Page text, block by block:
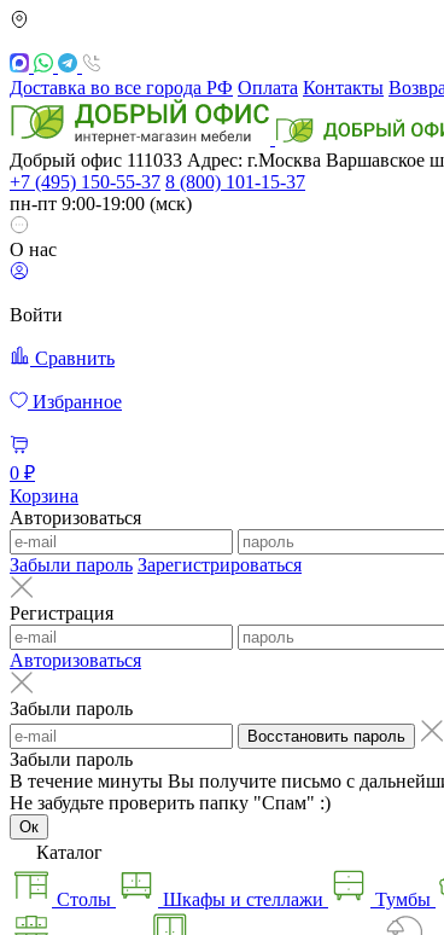
Доставка во все города РФ Оплата Контакты
Добрый офис 111033 Адрес: г.Москва Варшавское
+7 (495) 150-55-37 8 (800) 101-15-37
пн-пт 9:00-19:00 (мск)
О нас
Войти
Сравнить
Избранное
0 ₽
Корзина
Авторизоваться
Забыли пароль Зарегистрироваться
Регистрация
Авторизоваться
Забыли пароль
Восстановить пароль
Забыли пароль
В течение минуты Вы получите письмо с
Не забудьте проверить папку "Спам" :)
Ок
Каталог
Столы Шкафы и стеллажи Тумбы